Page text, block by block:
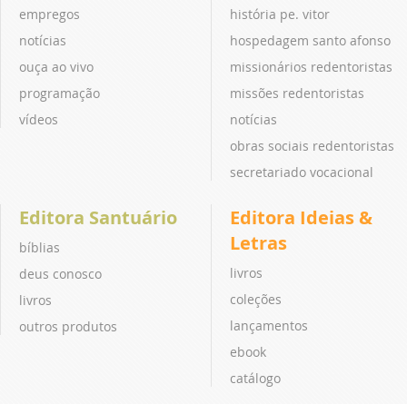
empregos
notícias
ouça ao vivo
programação
vídeos
história pe. vitor
hospedagem santo afonso
missionários redentoristas
missões redentoristas
notícias
obras sociais redentoristas
secretariado vocacional
Editora Santuário
bíblias
deus conosco
livros
outros produtos
Editora Ideias &
Letras
livros
coleções
lançamentos
ebook
catálogo